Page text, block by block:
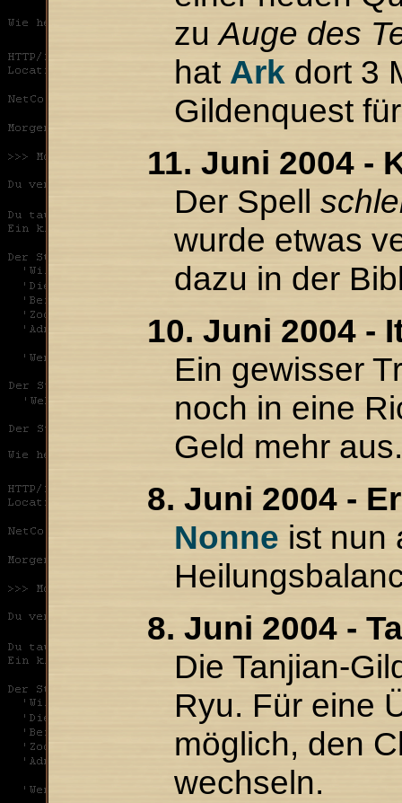
zuAuge des
hat Ark dort 3
Gildenquest
11. Juni 2004 -
Der Spell
wurde etwas
dazu in der
10. Juni 2004 -
Ein gewisser
noch in eine
Geld mehr
8. Juni 2004 -
Nonne ist nun
8. Juni 2004 -
Die Tanjian-
Ryu. Für eine
möglich, den
wechseln.